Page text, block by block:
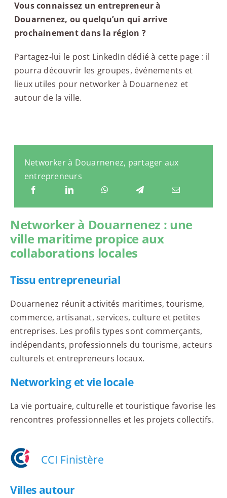
Vous connaissez un entrepreneur à
Douarnenez, ou quelqu’un qui arrive
prochainement dans la région ?
Partagez-lui le post LinkedIn dédié à cette page : il
pourra découvrir les groupes, événements et
lieux utiles pour networker à Douarnenez et
autour de la ville.
Networker à Douarnenez, partager aux
entrepreneurs
Networker à Douarnenez : une
ville maritime propice aux
collaborations locales
Tissu entrepreneurial
Douarnenez réunit activités maritimes, tourisme,
commerce, artisanat, services, culture et petites
entreprises. Les profils types sont commerçants,
indépendants, professionnels du tourisme, acteurs
culturels et entrepreneurs locaux.
Networking et vie locale
La vie portuaire, culturelle et touristique favorise les
rencontres professionnelles et les projets collectifs.
CCI Finistère
Villes autour